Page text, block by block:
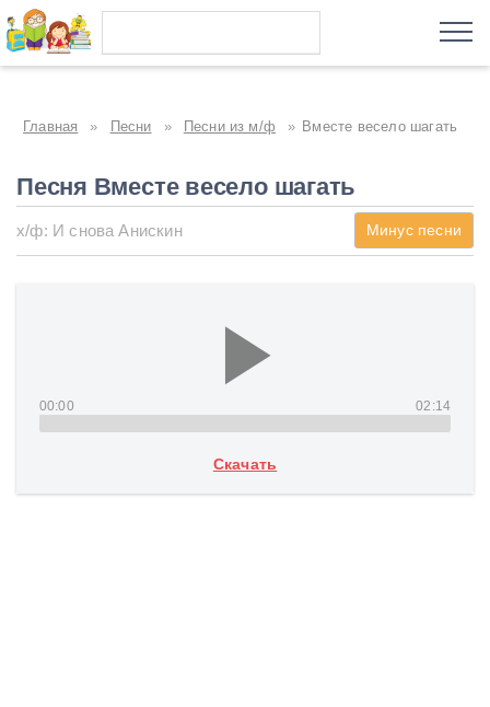
Главная » Песни » Песни из м/ф » Вместе весело шагать
Песня Вместе весело шагать
х/ф: И снова Анискин Минус песни
00:00 02:14
Скачать